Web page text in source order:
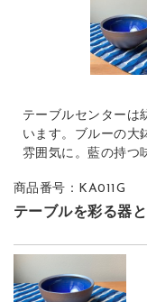
テーブルセンターは
います。ブルーの大
雰囲気に。藍の持つ
商品番号：KA011G
テーブルを彩る器